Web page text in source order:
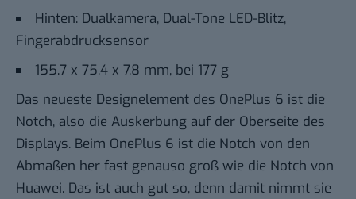
Hinten: Dualkamera, Dual-Tone LED-Blitz,
Fingerabdrucksensor
155.7 x 75.4 x 7.8 mm, bei 177 g
Das neueste Designelement des OnePlus 6 ist die
Notch, also die Auskerbung auf der Oberseite des
Displays. Beim OnePlus 6 ist die Notch von den
Abmaßen her fast genauso groß wie die Notch von
Huawei. Das ist auch gut so, denn damit nimmt sie